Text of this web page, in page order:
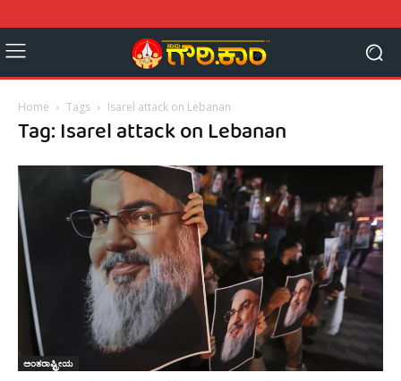
Home Tags Isarel attack on Lebanan
Tag: Isarel attack on Lebanan
ಅಂತರಾಷ್ಟ್ರೀಯ